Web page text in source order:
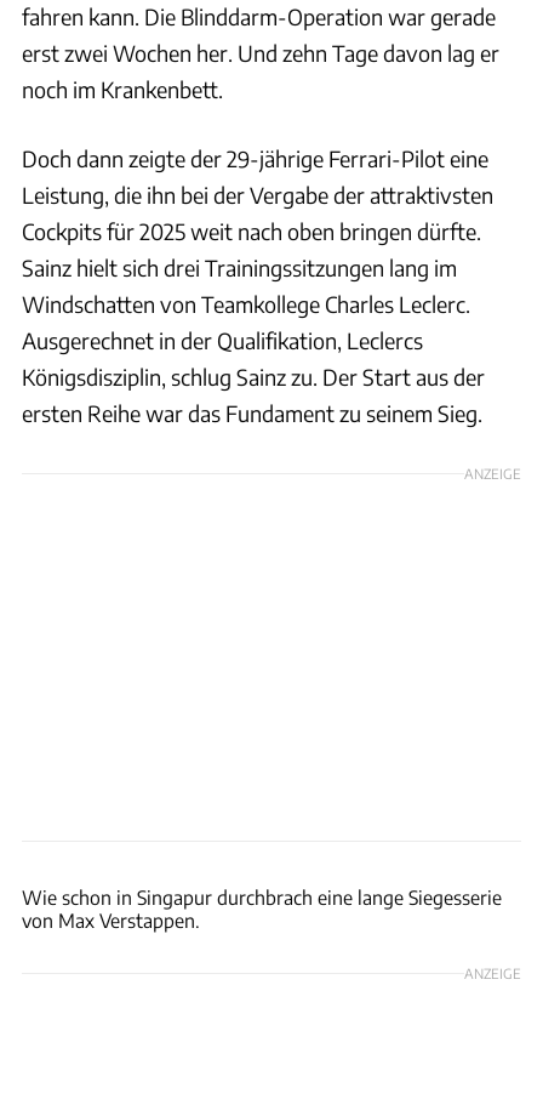
fahren kann. Die Blinddarm-Operation war gerade
erst zwei Wochen her. Und zehn Tage davon lag er
noch im Krankenbett.
Doch dann zeigte der 29-jährige Ferrari-Pilot eine
Leistung, die ihn bei der Vergabe der attraktivsten
Cockpits für 2025 weit nach oben bringen dürfte.
Sainz hielt sich drei Trainingssitzungen lang im
Windschatten von Teamkollege Charles Leclerc.
Ausgerechnet in der Qualifikation, Leclercs
Königsdisziplin, schlug Sainz zu. Der Start aus der
ersten Reihe war das Fundament zu seinem Sieg.
ANZEIGE
Wie schon in Singapur durchbrach eine lange Siegesserie
von Max Verstappen.
ANZEIGE